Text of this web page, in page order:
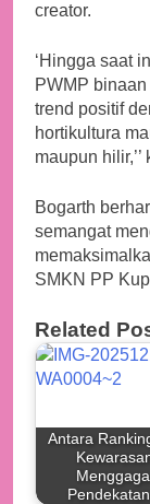
creator.
‘Hingga saat
PWMP
trend positif
hortikultura
maupun hilir,’’
Bogarth
semangat
SMKN PP
Related
Antara